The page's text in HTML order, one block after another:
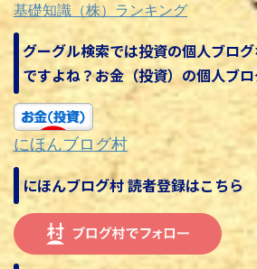
基礎知識（株）ランキング
グーグル検索では投資の個人ブロ
ですよね？お金（投資）の個人ブ
にほんブログ村
にほんブログ村 読者登録はこちら